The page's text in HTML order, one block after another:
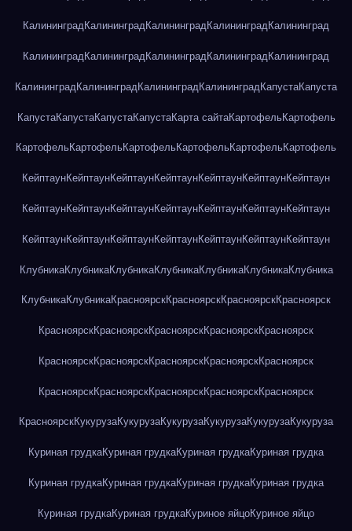
КалининградКалининградКалининградКалининградКалининград
КалининградКалининградКалининградКалининградКалининград
Калининград Калининград Калининград Калининград КапустаКапуста
КапустаКапустаКапустаКапустаКарта сайтаКартофельКартофель
КартофельКартофельКартофельКартофельКартофельКартофель
КейптаунКейптаунКейптаунКейптаунКейптаунКейптаунКейптаун
КейптаунКейптаунКейптаунКейптаунКейптаунКейптаунКейптаун
КейптаунКейптаунКейптаунКейптаунКейптаунКейптаунКейптаун
КлубникаКлубникаКлубникаКлубникаКлубникаКлубникаКлубника
КлубникаКлубникаКрасноярскКрасноярскКрасноярскКрасноярск
КрасноярскКрасноярскКрасноярскКрасноярскКрасноярск
КрасноярскКрасноярскКрасноярскКрасноярскКрасноярск
КрасноярскКрасноярскКрасноярскКрасноярскКрасноярск
КрасноярскКукурузаКукурузаКукурузаКукурузаКукурузаКукуруза
Куриная грудкаКуриная грудкаКуриная грудкаКуриная грудка
Куриная грудкаКуриная грудкаКуриная грудкаКуриная грудка
Куриная грудкаКуриная грудкаКуриное яйцоКуриное яйцо